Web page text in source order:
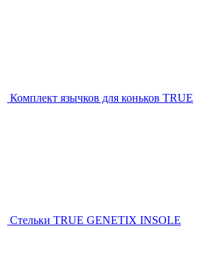
Комплект язычков для коньков TRUE
Стельки TRUE GENETIX INSOLE